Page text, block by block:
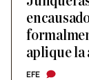
aplique
EFE